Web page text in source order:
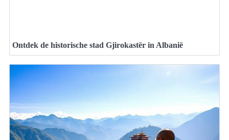
Ontdek de historische stad Gjirokastër in Albanië